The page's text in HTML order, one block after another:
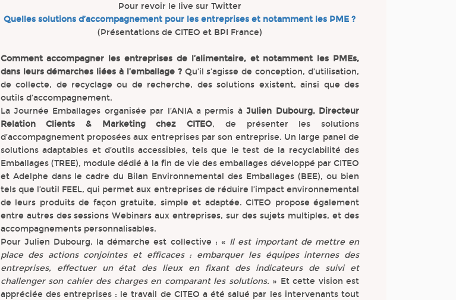
Pour revoir le live sur Twitter
Quelles solutions d’accompagnement pour les entreprises et notamment les PME ?
(Présentations de CITEO et BPI France)
Comment accompagner les entreprises de l’alimentaire, et notamment les PMEs,
dans leurs démarches liées à l’emballage ?Qu’il s’agisse de conception, d’utilisation,
de collecte, de recyclage ou de recherche, des solutions existent, ainsi que des
outils d’accompagnement.
La Journée Emballages organisée par l’ANIA a permis àJulien Dubourg, Directeur
Relation Clients & Marketing chez CITEO, de présenter les solutions
d’accompagnement proposées aux entreprises par son entreprise. Un large panel de
solutions adaptables et d’outils accessibles, tels que le test de la recyclabilité des
Emballages (TREE), module dédié à la fin de vie des emballages développé par CITEO
et Adelphe dans le cadre du Bilan Environnemental des Emballages (BEE), ou bien
tels que l’outil FEEL, qui permet aux entreprises de réduire l’impact environnemental
de leurs produits de façon gratuite, simple et adaptée. CITEO propose également
entre autres des sessions Webinars aux entreprises, sur des sujets multiples, et des
accompagnements personnalisables.
Pour Julien Dubourg, la démarche est collective : « Il est important de mettre en
place des actions conjointes et efficaces : embarquer les équipes internes des
entreprises, effectuer un état des lieux en fixant des indicateurs de suivi et
challenger son cahier des charges en comparant les solutions.» Et cette vision est
appréciée des entreprises : le travail de CITEO a été salué par les intervenants tout